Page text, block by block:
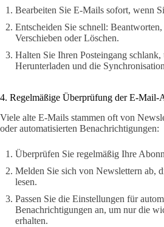
Bearbeiten Sie E-Mails sofort, wenn
Entscheiden Sie schnell:
Verschieben oder Löschen.
Halten Sie Ihren Posteingang schlank,
Herunterladen und die
4. Regelmäßige Überprüfung der E-Mail-
Viele alte E-Mails stammen oft von
oder automatisierten Benachrichtigungen:
Überprüfen Sie regelmäßig Ihre
Melden Sie sich von Newslettern ab,
lesen.
Passen Sie die Einstellungen für
Benachrichtigungen an, um nur die
erhalten.